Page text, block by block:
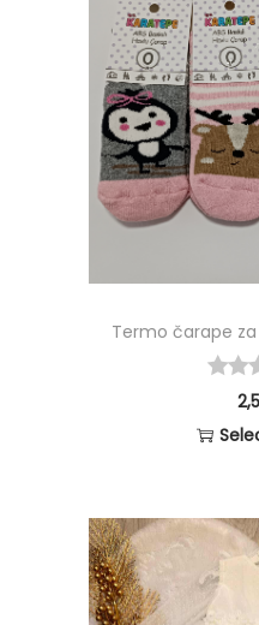
Termo čarape